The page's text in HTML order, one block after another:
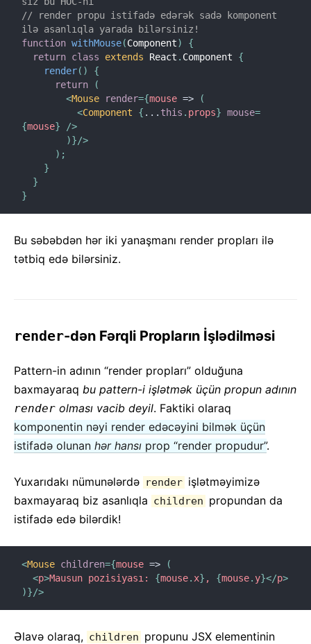
// render propu istifadə edərək sadə komponent
ilə asanlıqla yarada bilərsiniz!
function withMouse(Component)
{
return class extends React . Component {
render( )
{
return
(
<Mouse render={mouse =>
(
<Component { ... this . props} mouse=
{mouse}
/>
)}/>
) ;
}
}
}
Bu səbəbdən hər iki yanaşmanı render propları ilə
tətbiq edə bilərsiniz.
render-dən Fərqli Propların İşlədilməsi
Pattern-in adının “render propları” olduğuna
baxmayaraq bu pattern-i işlətmək üçün propun adının
render olması vacib deyil. Faktiki olaraq
komponentin nəyi render edəcəyini bilmək üçün
istifadə olunan hər hansı prop “render propudur”.
Yuxarıdakı nümunələrdə render işlətməyimizə
baxmayaraq biz asanlıqla children propundan da
istifadə edə bilərdik!
<Mouse children={mouse =>
(
<p>Mausun pozisiyası: {mouse. x} , {mouse. y}</p>
)}/>
Əlavə olaraq, children propunu JSX elementinin